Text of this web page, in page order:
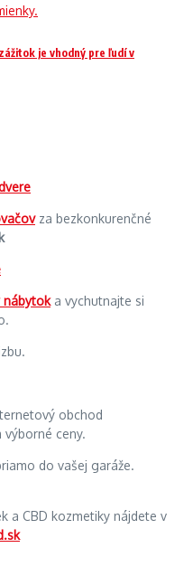
je vhodný pre ľudí v
za bezkonkurenčné
nábytoka vychutnajte si
obchod
ceny.
do vašej garáže.
a CBD kozmetiky nájdete v